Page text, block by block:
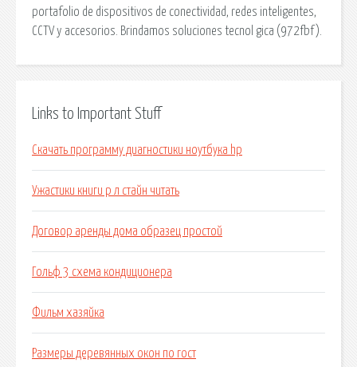
portafolio de dispositivos de conectividad, redes inteligentes,
CCTV y accesorios. Brindamos soluciones tecnol gica (972fbf).
Links to Important Stuff
Скачать программу диагностики ноутбука hp
Ужастики книги р л стайн читать
Договор аренды дома образец простой
Гольф 3 схема кондиционера
Фильм хазяйка
Размеры деревянных окон по гост